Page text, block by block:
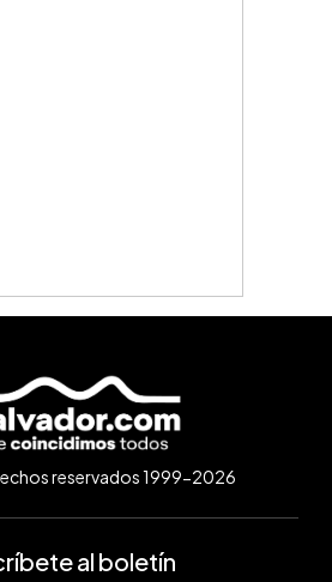
reservados 1999-2026
al boletín